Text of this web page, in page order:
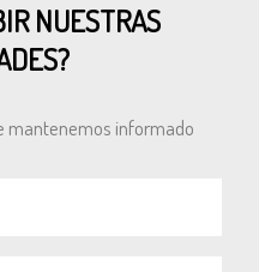
NUESTRAS
mantenemos informado